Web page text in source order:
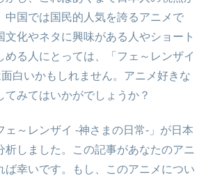
中国では国民的人気を誇るアニメで
文化やネタに興味がある人やショート
める人にとっては、「フェ～レンザイ
白いかもしれません。アニメ好きな
てみてはいかがでしょうか？
ェ～レンザイ -神さまの日常-」が日本
析しました。この記事があなたのアニ
ば幸いです。もし、このアニメについ